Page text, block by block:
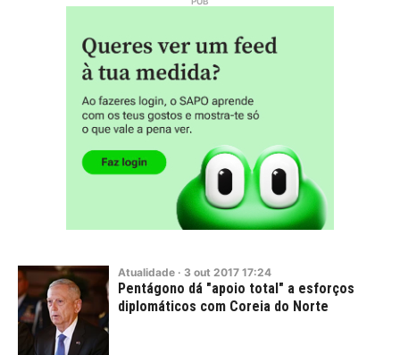
Atualidade · 3 out 2017 17:24
Pentágono dá "apoio total" a esforços
diplomáticos com Coreia do Norte